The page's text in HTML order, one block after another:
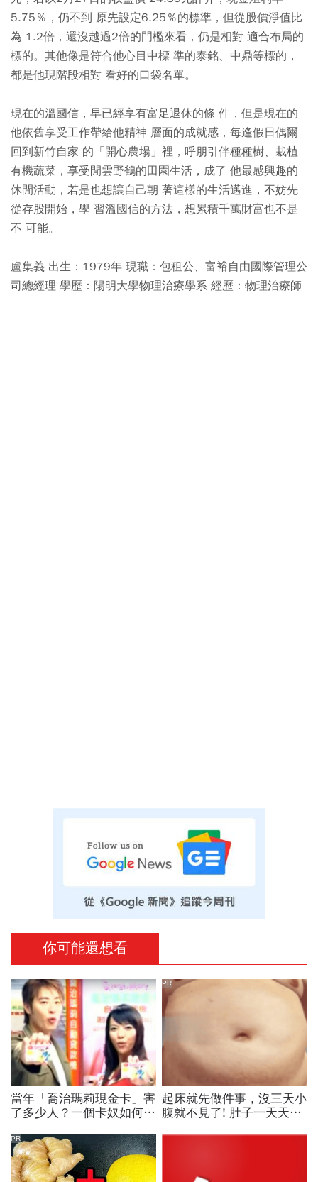
5.75％，仍不到 原先設定6.25％的標準，但從股價淨值比
為 1.2倍，還沒越過2倍的門檻來看，仍是相對 適合布局的
標的。其他像是符合他心目中標 準的泰銘、中鼎等標的，
都是他現階段相對 看好的口袋名單。
現在的溫國信，早已經享有富足退休的條 件，但是現在的
他依舊享受工作帶給他精神 層面的成就感，每逢假日偶爾
回到新竹自家 的「開心農場」裡，呼朋引伴種種樹、栽植
有機蔬菜，享受閒雲野鶴的田園生活，成了 他最感興趣的
休閒活動，若是也想讓自己朝 著這樣的生活邁進，不妨先
從存股開始，學 習溫國信的方法，想累積千萬財富也不是
不 可能。
盧集義 出生：1979年 現職：包租公、富裕自由國際管理公
司總經理 學歷：陽明大學物理治療學系 經歷：物理治療師
你可能還想看
當年「喬治瑪莉現金卡」害
了多少人？一個卡奴如何把
起床就先做件事，沒三天小
腹就不見了! 肚子一天天變
PR
PR